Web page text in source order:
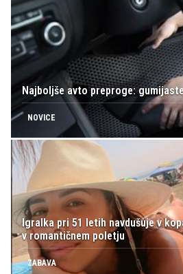
Najboljše avto preproge:
NOVICE
Igralka pri 51 letih navdušuje v
v romantičnem poletju
ZABAVA